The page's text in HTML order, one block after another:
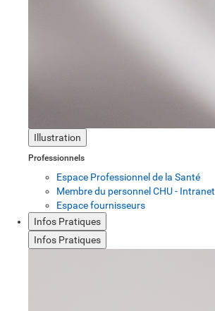
Illustration
Professionnels
Espace Professionnel de la Santé
Membre du personnel CHU - Intranet
Espace fournisseurs
Infos Pratiques
Infos Pratiques